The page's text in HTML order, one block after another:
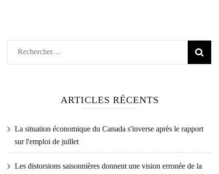
Rechercher :
ARTICLES RÉCENTS
La situation économique du Canada s'inverse après le rapport
sur l'emploi de juillet
Les distorsions saisonnières donnent une vision erronée de la